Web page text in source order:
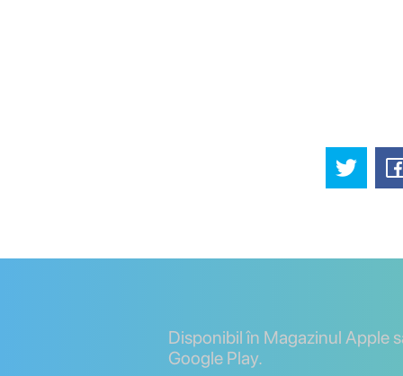
Disponibil în Magazinul Apple
Google Play.